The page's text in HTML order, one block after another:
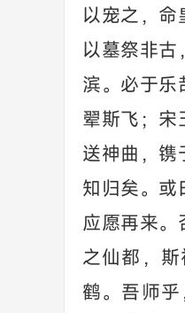
以宠之，
以墓祭非
滨。必于乐
翚斯飞；宋
送神曲，镌
知归矣。或
应愿再来。
之仙都，
鹤。吾师